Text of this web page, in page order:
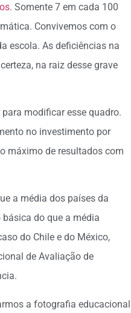
. Somente 7 em cada 100
Convivemos com o
escola. As deficiências na
na raiz desse grave
modificar esse quadro.
no investimento por
máximo de resultados com
a média dos países da
básica do que a média
do Chile e do México,
de Avaliação de
a fotografia educacional